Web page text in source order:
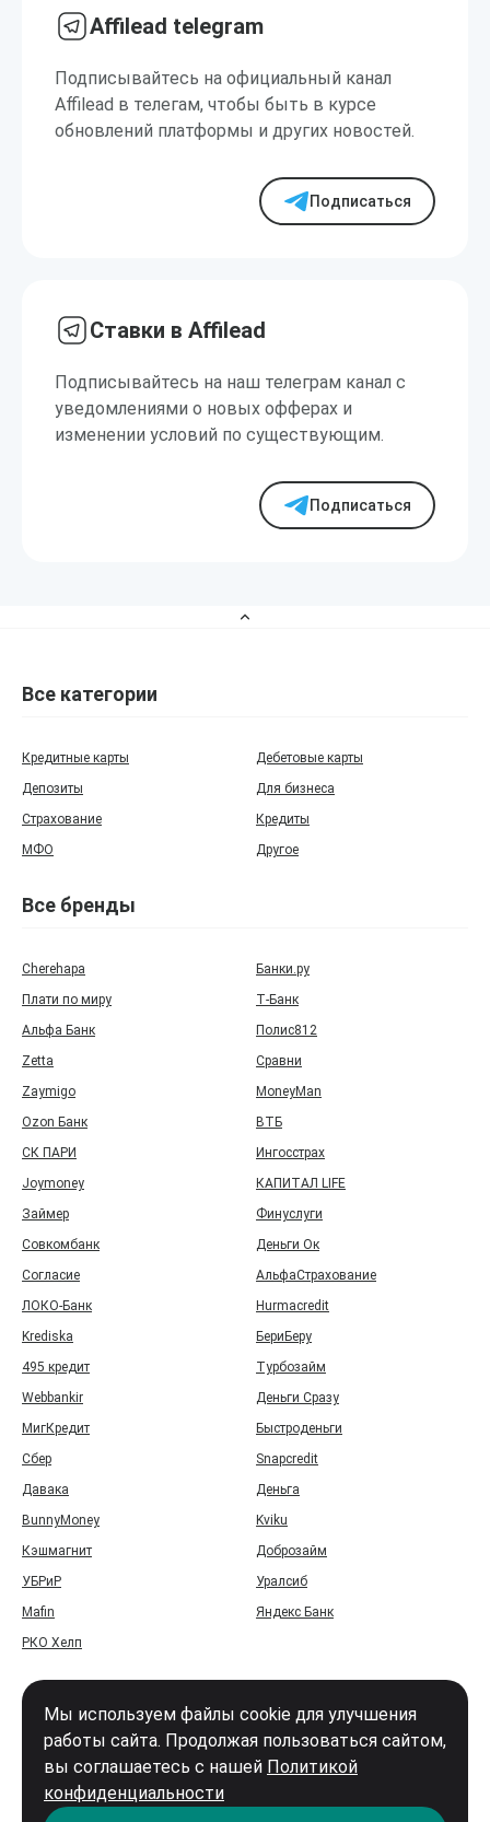
Affilead telegram
Подписывайтесь на официальный канал
Affilead в телегам, чтобы быть в курсе
обновлений платформы и других новостей.
Подписаться
Ставки в Affilead
Подписывайтесь на наш телеграм канал с
уведомлениями о новых офферах и
изменении условий по существующим.
Подписаться
Все категории
Кредитные карты
Дебетовые карты
Депозиты
Для бизнеса
Страхование
Кредиты
МФО
Другое
Все бренды
Cherehapa
Банки.ру
Плати по миру
Т‑Банк
Альфа Банк
Полис812
Zetta
Сравни
Zaymigo
MoneyMan
Ozon Банк
ВТБ
СК ПАРИ
Ингосстрах
Joymoney
КАПИТАЛ LIFE
Займер
Финуслуги
Совкомбанк
Деньги Ок
Согласие
АльфаСтрахование
ЛОКО-Банк
Hurmacredit
Krediska
БериБеру
495 кредит
Турбозайм
Webbankir
Деньги Сразу
МигКредит
Быстроденьги
Сбер
Snapcredit
Давака
Деньга
BunnyMoney
Kviku
Кэшмагнит
Доброзайм
УБРиР
Уралсиб
Mafin
Яндекс Банк
РКО Хелп
Мы используем файлы cookie для улучшения
работы сайта. Продолжая пользоваться сайтом,
вы соглашаетесь с нашей Политикой
конфиденциальности